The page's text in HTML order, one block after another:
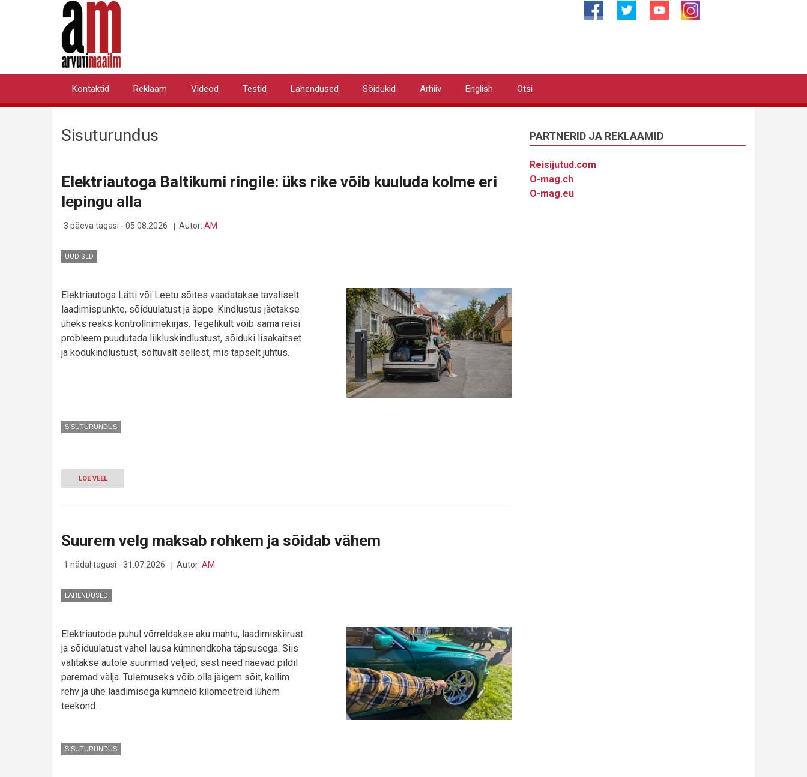
Primary
Kontaktid Reklaam Videod Testid Lahendused Sõidukid Arhiiv English Otsi
Sisuturundus
Elektriautoga Baltikumi ringile: üks rike võib kuuluda kolme eri
lepingu alla
3 päeva tagasi - 05.08.2026 Autor: AM
UUDISED
Elektriautoga Lätti või Leetu sõites vaadatakse tavaliselt
laadimispunkte, sõiduulatust ja äppe. Kindlustus jäetakse
üheks reaks kontrollnimekirjas. Tegelikult võib sama reisi
probleem puudutada liikluskindlustust, sõiduki lisakaitset
ja kodukindlustust, sõltuvalt sellest, mis täpselt juhtus.
SISUTURUNDUS
LOE VEEL-
ELEKTRIAUTOGA
VÕIB
KOLME
ALLA
Suurem velg maksab rohkem ja sõidab vähem
1 nädal tagasi - 31.07.2026 Autor: AM
LAHENDUSED
Elektriautode puhul võrreldakse aku mahtu, laadimiskiirust
ja sõiduulatust vahel lausa kümnendkoha täpsusega. Siis
valitakse autole suurimad veljed, sest need näevad pildil
paremad välja. Tulemuseks võib olla jäigem sõit, kallim
rehv ja ühe laadimisega kümneid kilomeetreid lühem
teekond.
SISUTURUNDUS
PARTNERID JA REKLAAMID
Reisijutud.com
O-mag.ch
O-mag.eu